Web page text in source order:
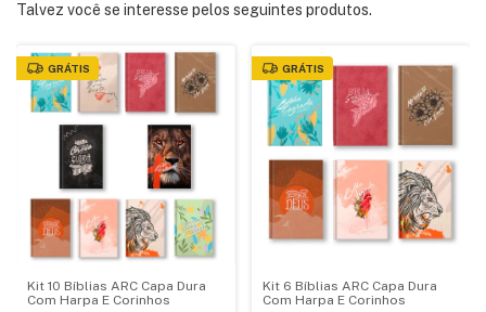
Talvez você se interesse pelos seguintes produtos.
GRÁTIS
Kit 10 Bíblias ARC Capa Dura
Com Harpa E Corinhos
GRÁTIS
Kit 6 Bíblias ARC Capa Dura
Com Harpa E Corinhos